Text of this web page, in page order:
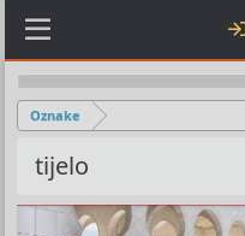
Oznake
tijelo